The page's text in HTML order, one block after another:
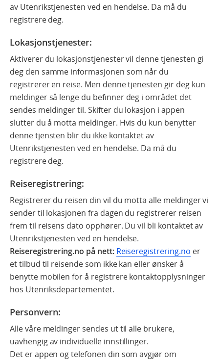
av Utenrikstjenesten ved en hendelse. Da må du
registrere deg.
Lokasjonstjenester:
Aktiverer du lokasjonstjenester vil denne tjenesten gi
deg den samme informasjonen som når du
registrerer en reise. Men denne tjenesten gir deg kun
meldinger så lenge du befinner deg i området det
sendes meldinger til. Skifter du lokasjon i appen
slutter du å motta meldinger. Hvis du kun benytter
denne tjensten blir du ikke kontaktet av
Utenrikstjenesten ved en hendelse. Da må du
registrere deg.
Reiseregistrering:
Registrerer du reisen din vil du motta alle meldinger vi
sender til lokasjonen fra dagen du registrerer reisen
frem til reisens dato opphører. Du vil bli kontaktet av
Utenrikstjenesten ved en hendelse.
Reiseregistrering.no på nett: Reiseregistrering.no er
et tilbud til reisende som ikke kan eller ønsker å
benytte mobilen for å registrere kontaktopplysninger
hos Utenriksdepartementet.
Personvern:
Alle våre meldinger sendes ut til alle brukere,
uavhengig av individuelle innstillinger.
Det er appen og telefonen din som avgjør om